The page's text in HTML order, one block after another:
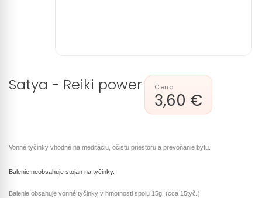
Satya - Reiki power
3,60 €
Vonné tyčinky vhodné na meditáciu, očistu priestoru a prevoňanie bytu.
Balenie neobsahuje stojan na tyčinky.
Balenie obsahuje vonné tyčinky v hmotnosti spolu 15g. (cca 15tyč.)